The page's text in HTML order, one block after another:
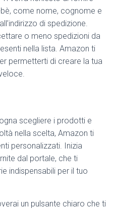
come nome, cognome e
di spedizione.
o meno spedizioni da
nella lista. Amazon ti
permetterti di creare la tua
scegliere i prodotti e
nella scelta, Amazon ti
personalizzati. Inizia
dal portale, che ti
indispensabili per il tuo
un pulsante chiaro che ti